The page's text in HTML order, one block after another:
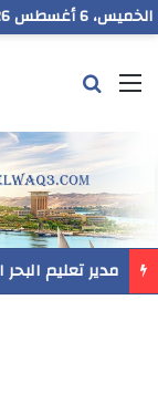
الخميس، 6 أغسطس 2026 3:48 م
القائمة